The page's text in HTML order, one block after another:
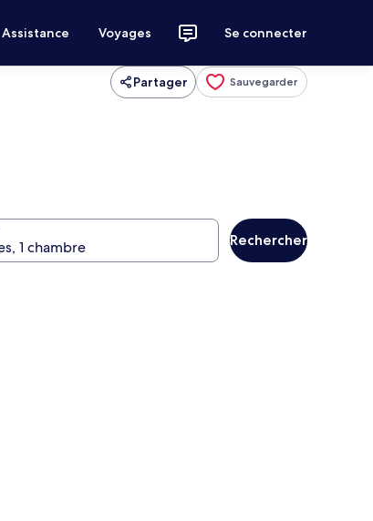
Assistance Voyages Se connecter
Partager Sauvegarder
Rechercher